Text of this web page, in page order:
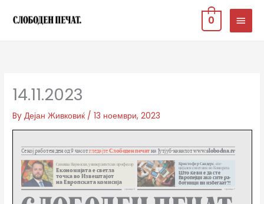
MAIN
0
14.11.2023
ByДејан Живковиќ /13 ноември, 2023